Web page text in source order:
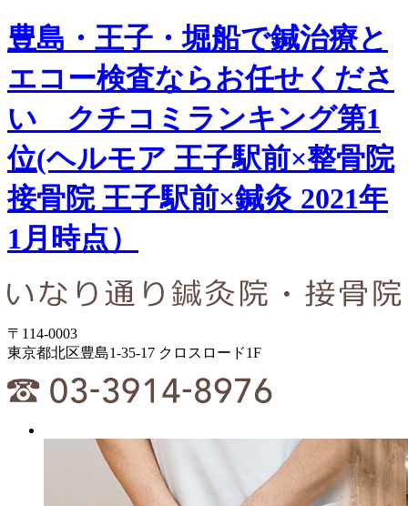
豊島・王子・堀船で鍼治療と
エコー検査ならお任せくださ
い クチコミランキング第1
位(ヘルモア 王子駅前×整骨院
接骨院 王子駅前×鍼灸 2021年
1月時点）
〒114-0003
東京都北区豊島1-35-17 クロスロード1F